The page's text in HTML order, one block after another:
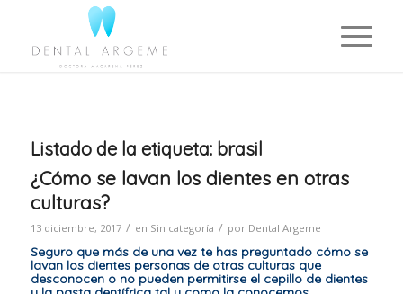
Listado de la etiqueta: brasil
¿Cómo se lavan los dientes en otras
culturas?
13 diciembre, 2017 / en Sin categoría / por Dental Argeme
Seguro que más de una vez te has preguntado cómo se
lavan los dientes personas de otras culturas que
desconocen o no pueden permitirse el cepillo de dientes